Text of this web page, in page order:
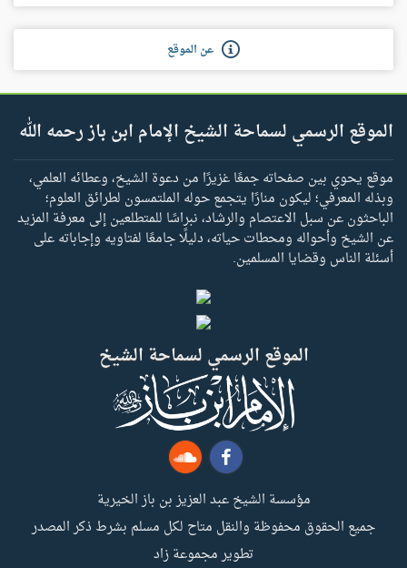
عن الموقع
الموقع الرسمي لسماحة الشيخ الإمام ابن باز رحمه الله
موقع يحوي بين صفحاته جمعًا غزيرًا من دعوة الشيخ، وعطائه العلمي،
وبذله المعرفي؛ ليكون منارًا يتجمع حوله الملتمسون لطرائق العلوم؛
الباحثون عن سبل الاعتصام والرشاد، نبراسًا للمتطلعين إلى معرفة المزيد
عن الشيخ وأحواله ومحطات حياته، دليلًا جامعًا لفتاويه وإجاباته على
أسئلة الناس وقضايا المسلمين.
الموقع الرسمي لسماحة الشيخ
مؤسسة الشيخ عبد العزيز بن باز الخيرية
جميع الحقوق محفوظة والنقل متاح لكل مسلم بشرط ذكر المصدر
تطوير مجموعة زاد